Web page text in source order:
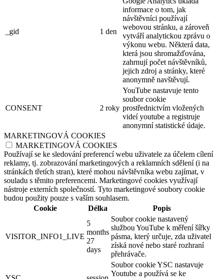
_gid 1 den
informace o tom, jak
návštěvníci používají
webovou stránku, a zároveň
vytváří analytickou zprávu o
výkonu webu. Některá data,
která jsou shromažďována,
zahrnují počet návštěvníků,
jejich zdroj a stránky, které
anonymně navštěvují.
CONSENT 2 roky
YouTube nastavuje tento
soubor cookie
prostřednictvím vložených
videí youtube a registruje
anonymní statistické údaje.
MARKETINGOVÁ COOKIES
MARKETINGOVÁ COOKIES
Používají se ke sledování preferencí webu uživatele za účelem cílení
reklamy, tj. zobrazování marketingových a reklamních sdělení (i na
stránkách třetích stran), které mohou návštěvníka webu zajímat, v
souladu s těmito preferencemi. Marketingové cookies využívají
nástroje externích společností. Tyto marketingové soubory cookie
budou použity pouze s vaším souhlasem.
Cookie
Délka Popis
VISITOR_INFO1_LIVE
5
months
27
days
Soubor cookie nastavený
službou YouTube k měření šířky
pásma, který určuje, zda uživatel
získá nové nebo staré rozhraní
přehrávače.
Soubor cookie YSC nastavuje
Youtube a používá se ke